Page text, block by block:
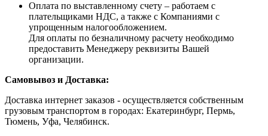
Оплата по выставленному счету – работаем с
плательщиками НДС, а также с Компаниями с
упрощенным налогообложением.
Для оплаты по безналичному расчету необходимо
предоставить Менеджеру реквизиты Вашей
организации.
Самовывоз и Доставка:
Доставка интернет заказов - осуществляется собственным
грузовым транспортом в городах: Екатеринбург, Пермь,
Тюмень, Уфа, Челябинск.